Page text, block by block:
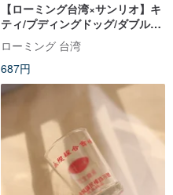
【ローミング台湾×サンリオ】キ
ティ/プディングドッグ/ダブルス
ターフェアリー/クールペンギン
ビアグラス
ローミング 台湾
687円